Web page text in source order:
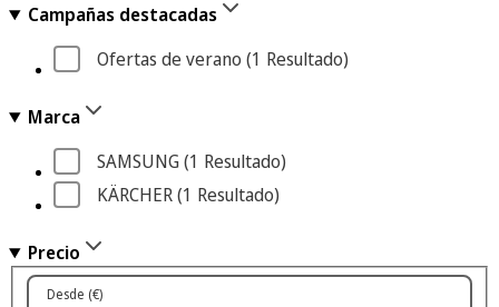
Campañas destacadas
Ofertas de verano (1 Resultado)
Marca
SAMSUNG (1 Resultado)
KÄRCHER (1 Resultado)
Precio
Desde (€)